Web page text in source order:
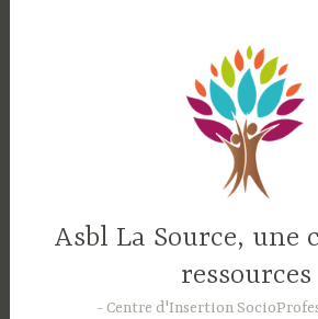
Asbl La Source, une
ressources
Centre d'Insertion